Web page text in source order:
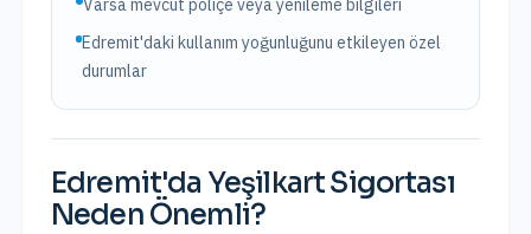
Varsa mevcut poliçe veya yenileme bilgileri
Edremit'daki kullanım yoğunluğunu etkileyen özel
durumlar
Edremit'da Yeşilkart Sigortası
Neden Önemli?